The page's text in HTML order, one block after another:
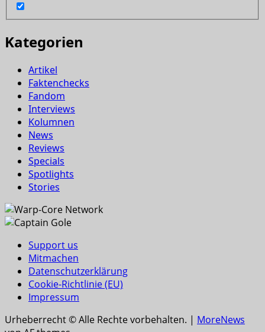
Kategorien
Artikel
Faktenchecks
Fandom
Interviews
Kolumnen
News
Reviews
Specials
Spotlights
Stories
Support us
Mitmachen
Datenschutzerklärung
Cookie-Richtlinie (EU)
Impressum
Urheberrecht © Alle Rechte vorbehalten. | MoreNews